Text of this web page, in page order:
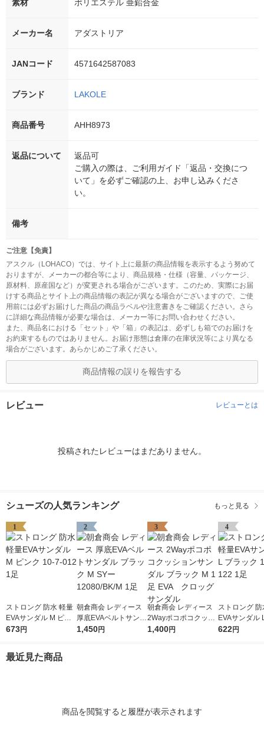
素材 ポリエステル 亜鉛合金
メーカー名 アダストリア
JANコード 4571642587083
ブランド LAKOLE
商品番号 AHH8973
返品について
返品可
ご購入の際は、ご利用ガイド「返品・交換につ
いて」を必ずご確認の上、お申し込みくださ
い。
備考
ご注意【免責】
アスクル（LOHACO）では、サイト上に最新の商品情報を表示するよう努めて
おりますが、メーカーの都合等により、商品規格・仕様（容量、パッケージ、
原材料、原産国など）が変更される場合がございます。このため、実際にお届
けする商品とサイト上の商品情報の表記が異なる場合がございますので、ご使
用前には必ずお届けした商品の商品ラベルや注意書きをご確認ください。さら
に詳細な商品情報が必要な場合は、メーカー等にお問い合わせください。
また、商品名における「セット」や「箱」の表記は、必ずしも箱でのお届けを
お約束するものではありません。お届け形態は倉庫の在庫状況等により異なる
場合がございます。あらかじめご了承ください。
商品情報の誤りを報告する
レビュー レビューとは
投稿されたレビューはまだありません。
シューズの人気ランキング もっと見る
1
ストロング 防水 軽量
EVAサンダル M ピン
ク 10-7-012 1足
673円
2
朝倉商会 レディース
厚底EVAベルトサンダ
ル ブラック M SYー1
1,450円
3
朝倉商会 レディース
2Wayポコポコクッシ
ョンサンダル ブラッ
1,400円
4
ストロング
EVAサンダル
ク 10-7-122 1
622円
最近見た商品
商品を閲覧すると履歴が表示されます